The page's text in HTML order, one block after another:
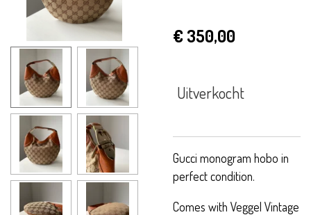
€ 350,00
Uitverkocht
Gucci monogram hobo in
perfect condition.
Comes with Veggel Vintage